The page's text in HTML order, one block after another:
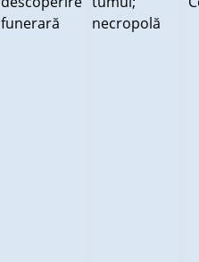
funerară
necropolă